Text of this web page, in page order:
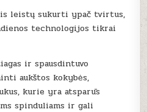
leistų sukurti ypač tvirtus,
technologijos tikrai
ir spausdintuvo
aukštos kokybės,
kurie yra atsparūs
spinduliams ir gali